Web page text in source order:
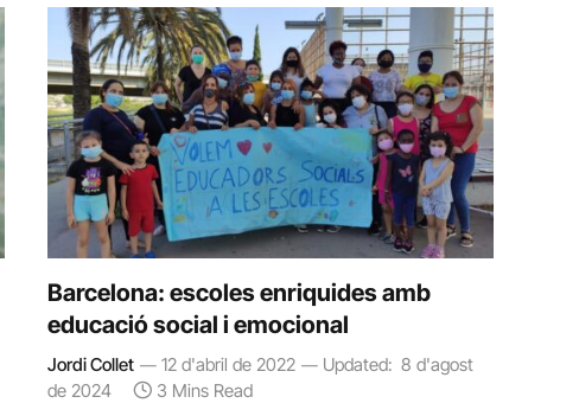
Barcelona: escoles enriquides amb
educació social i emocional
Jordi Collet 12 d'abril de 2022 Updated: 8 d'agost
de 2024
3 Mins Read